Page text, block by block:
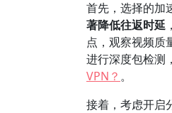
首先，选择的加
著降低往返时延
点，观察视频质
进行深度包检测
VPN？ 。
接着，考虑开启